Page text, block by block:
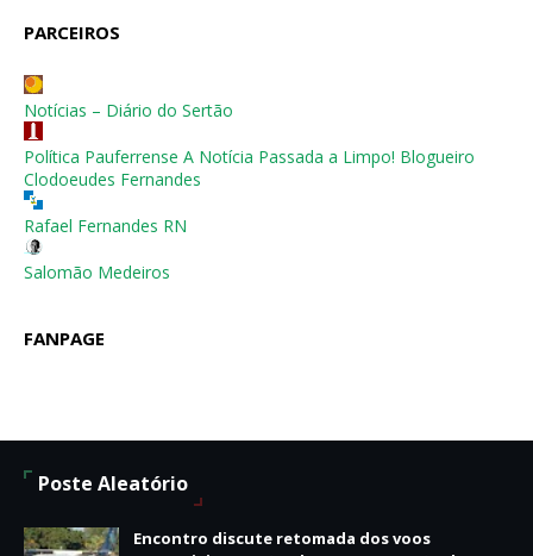
PARCEIROS
Notícias – Diário do Sertão
Política Pauferrense A Notícia Passada a Limpo! Blogueiro
Clodoeudes Fernandes
Rafael Fernandes RN
Salomão Medeiros
FANPAGE
Poste Aleatório
Encontro discute retomada dos voos